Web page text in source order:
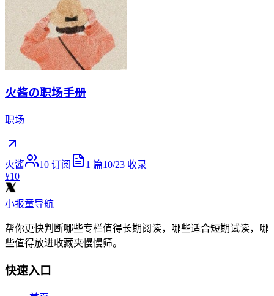
火酱の职场手册
职场
火酱 10 订阅 1 篇10/23 收录
¥10
小报童导航
帮你更快判断哪些专栏值得长期阅读，哪些适合短期试读，哪
些值得放进收藏夹慢慢筛。
快速入口